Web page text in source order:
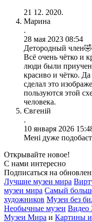
21 12. 2020.
Марина
.
28 мая 2023 08:54
Детородный
Всё очень чётко и
люди были
красиво и чётко.
сделал это
пользуются этой
человека.
Євгеній
.
10 января 2026
Мені дуже
Открывайте новое!
С нами интересно
Подписаться на
Лучшие музеи мира
музеи мира Самый
художников Музеи без
Необычные музеи Видео
Музеи Мира и Картины